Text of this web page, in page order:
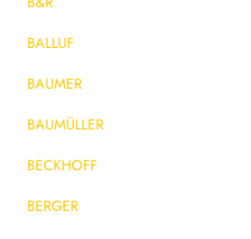
BALLUF
BAUMER
BAUMÜLLER
BECKHOFF
BERGER